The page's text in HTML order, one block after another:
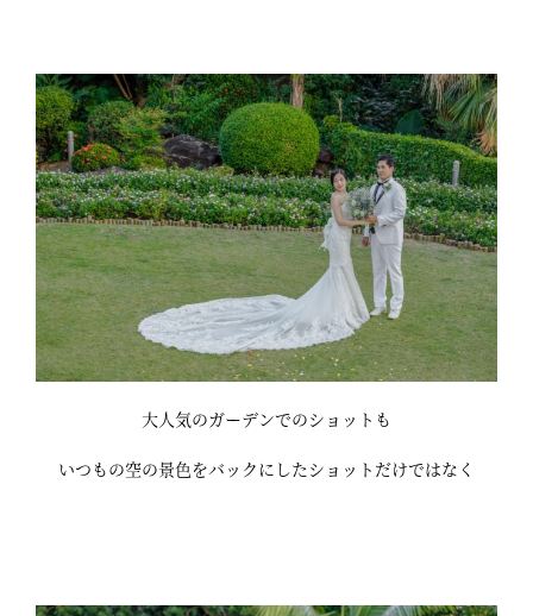
大人気のガーデンでのショットも
いつもの空の景色をバックにしたショットだけではなく